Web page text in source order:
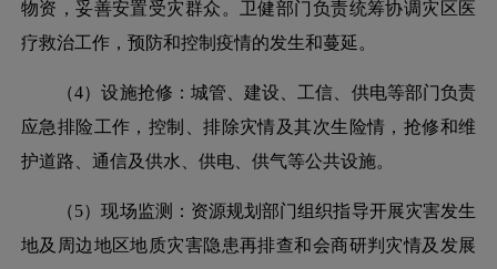
物资，妥善安置受灾群众。卫健部门负责统筹协调灾区医
疗救治工作，预防和控制疫情的发生和蔓延。
（4）设施抢修：城管、建设、工信、供电等部门负责
应急排险工作，控制、排除灾情及其次生险情，抢修和维
护道路、通信及供水、供电、供气等公共设施。
（5）现场监测：资源规划部门组织指导开展灾害发生
地及周边地区地质灾害隐患再排查和会商研判灾情及发展